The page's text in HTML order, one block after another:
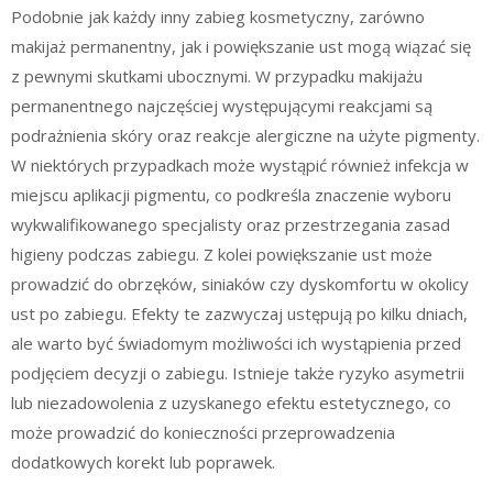
Podobnie jak każdy inny zabieg kosmetyczny, zarówno
makijaż permanentny, jak i powiększanie ust mogą wiązać się
z pewnymi skutkami ubocznymi. W przypadku makijażu
permanentnego najczęściej występującymi reakcjami są
podrażnienia skóry oraz reakcje alergiczne na użyte pigmenty.
W niektórych przypadkach może wystąpić również infekcja w
miejscu aplikacji pigmentu, co podkreśla znaczenie wyboru
wykwalifikowanego specjalisty oraz przestrzegania zasad
higieny podczas zabiegu. Z kolei powiększanie ust może
prowadzić do obrzęków, siniaków czy dyskomfortu w okolicy
ust po zabiegu. Efekty te zazwyczaj ustępują po kilku dniach,
ale warto być świadomym możliwości ich wystąpienia przed
podjęciem decyzji o zabiegu. Istnieje także ryzyko asymetrii
lub niezadowolenia z uzyskanego efektu estetycznego, co
może prowadzić do konieczności przeprowadzenia
dodatkowych korekt lub poprawek.